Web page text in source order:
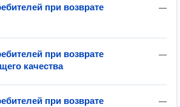
—
при возврате
—
при возврате
качества
—
при возврате